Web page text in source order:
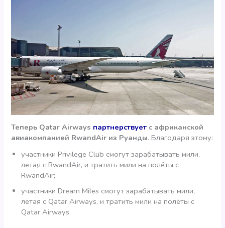
Теперь Qatar Airways партнерствует с африканской
авиакомпанией RwandAir из Руанды. Благодаря этому:
участники Privilege Club смогут зарабатывать мили,
летая с RwandAir, и тратить мили на полёты с
RwandAir;
участники Dream Miles смогут зарабатывать мили,
летая с Qatar Airways, и тратить мили на полёты с
Qatar Airways.